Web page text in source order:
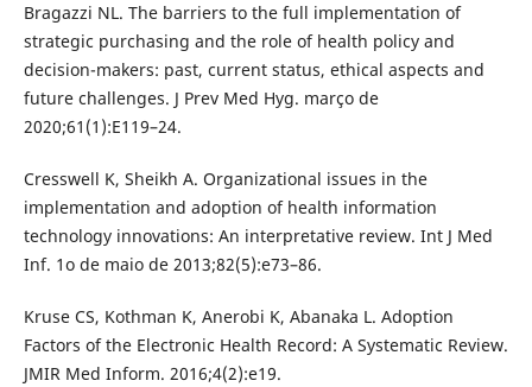
Bragazzi NL. The barriers to the full implementation of
strategic purchasing and the role of health policy and
decision-makers: past, current status, ethical aspects and
future challenges. J Prev Med Hyg. março de
2020;61(1):E119–24.
Cresswell K, Sheikh A. Organizational issues in the
implementation and adoption of health information
technology innovations: An interpretative review. Int J Med
Inf. 1o de maio de 2013;82(5):e73–86.
Kruse CS, Kothman K, Anerobi K, Abanaka L. Adoption
Factors of the Electronic Health Record: A Systematic Review.
JMIR Med Inform. 2016;4(2):e19.